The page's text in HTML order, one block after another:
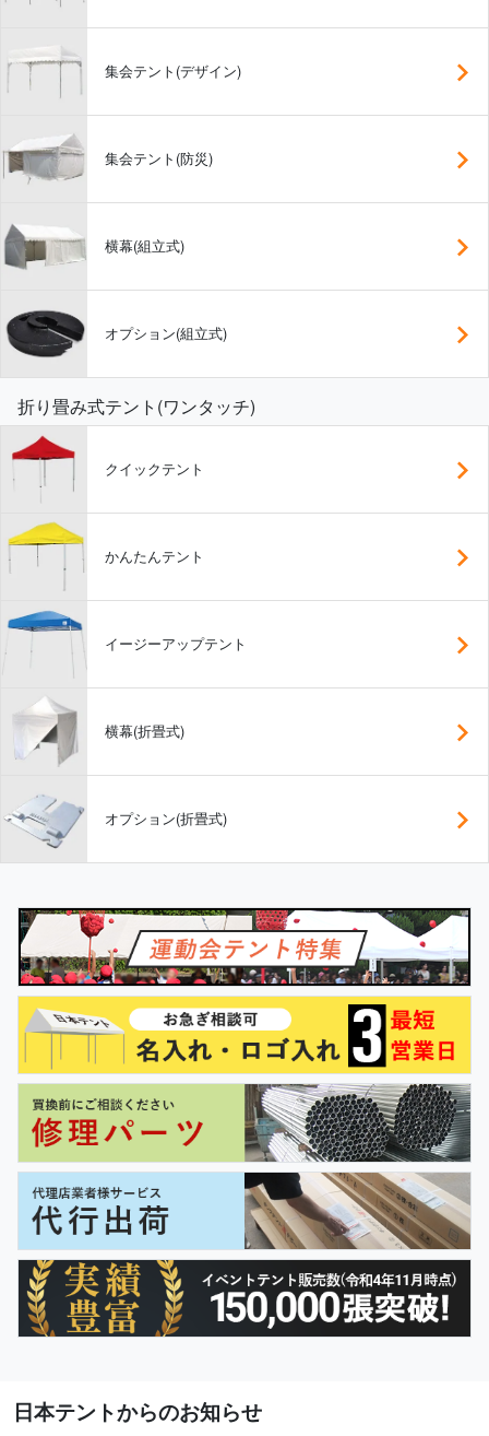
集会テント(デザイン)
集会テント(防災)
横幕(組立式)
オプション(組立式)
折り畳み式テント(ワンタッチ)
クイックテント
かんたんテント
イージーアップテント
横幕(折畳式)
オプション(折畳式)
日本テントからのお知らせ